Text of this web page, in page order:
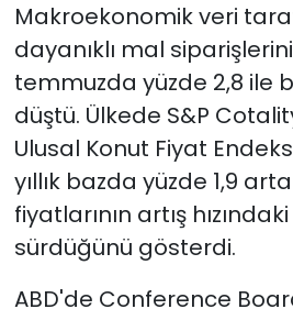
Makroekonomik veri
dayanıklı mal
temmuzda yüzde 2,8 ile
düştü. Ülkede S&P
Ulusal Konut Fiyat
yıllık bazda yüzde 1,9
fiyatlarının artış
sürdüğünü gösterdi.
ABD'de Conference